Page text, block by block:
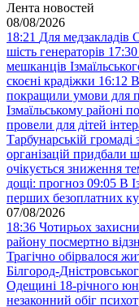
Лента новостей
08/08/2026
18:21 Для медзакладів
шість генераторів 17:30
мешканців
скоєні крадіжки 16:12
покращили умови для
Ізмаїльському районі
провели для дітей
Тарбунарській громаді
організацій придбали
очікується зниження
дощі: прогноз 09:05 В
перших безоплатних
07/08/2026
18:36 Чотирьох
району посмертно
Трагічно обірвалося
Білгород-
Одещині 18-річного
незаконний обіг